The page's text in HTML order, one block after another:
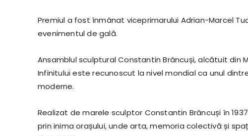
Premiul a fost înmânat viceprimarului Adrian-Marcel
evenimentul de gală.
Ansamblul sculptural Constantin Brâncuși, alcătuit din
Infinitului este recunoscut la nivel mondial ca unul
moderne.
Realizat de marele sculptor Constantin Brâncuși în
prin inima orașului, unde arta, memoria colectivă și